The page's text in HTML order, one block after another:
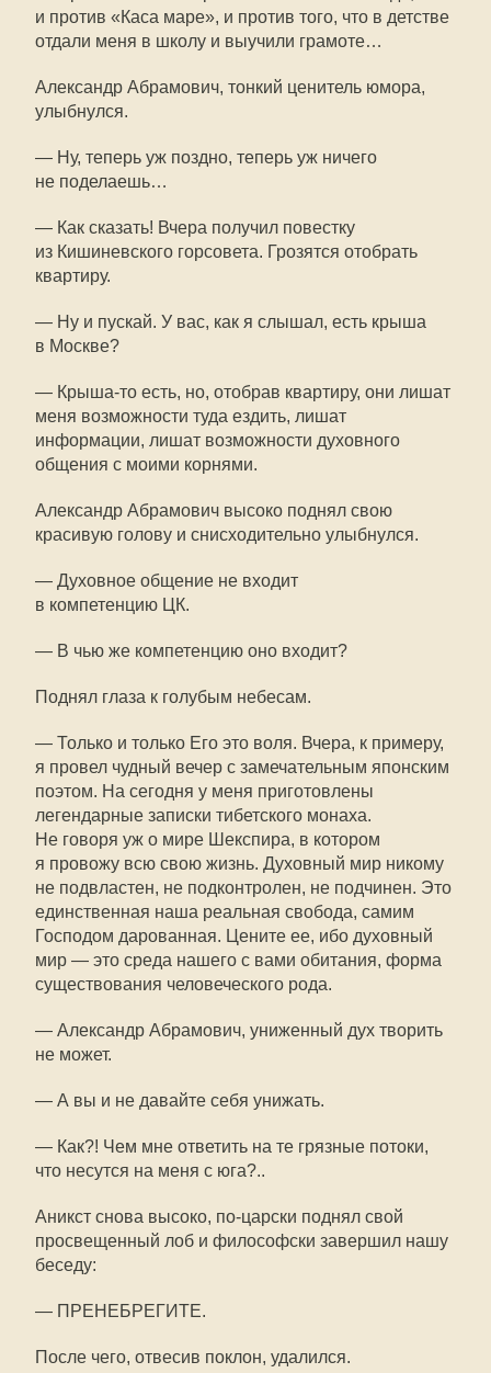
и против «Каса маре», и против того, что в детстве
отдали меня в школу и выучили грамоте…
Александр Абрамович, тонкий ценитель юмора,
улыбнулся.
— Ну, теперь уж поздно, теперь уж ничего
не поделаешь…
— Как сказать! Вчера получил повестку
из Кишиневского горсовета. Грозятся отобрать
квартиру.
— Ну и пускай. У вас, как я слышал, есть крыша
в Москве?
— Крыша-то есть, но, отобрав квартиру, они лишат
меня возможности туда ездить, лишат
информации, лишат возможности духовного
общения с моими корнями.
Александр Абрамович высоко поднял свою
красивую голову и снисходительно улыбнулся.
— Духовное общение не входит
в компетенцию ЦК.
— В чью же компетенцию оно входит?
Поднял глаза к голубым небесам.
— Только и только Его это воля. Вчера, к примеру,
я провел чудный вечер с замечательным японским
поэтом. На сегодня у меня приготовлены
легендарные записки тибетского монаха.
Не говоря уж о мире Шекспира, в котором
я провожу всю свою жизнь. Духовный мир никому
не подвластен, не подконтролен, не подчинен. Это
единственная наша реальная свобода, самим
Господом дарованная. Цените ее, ибо духовный
мир — это среда нашего с вами обитания, форма
существования человеческого рода.
— Александр Абрамович, униженный дух творить
не может.
— А вы и не давайте себя унижать.
— Как?! Чем мне ответить на те грязные потоки,
что несутся на меня с юга?..
Аникст снова высоко, по-царски поднял свой
просвещенный лоб и философски завершил нашу
беседу:
— ПРЕНЕБРЕГИТЕ.
После чего, отвесив поклон, удалился.